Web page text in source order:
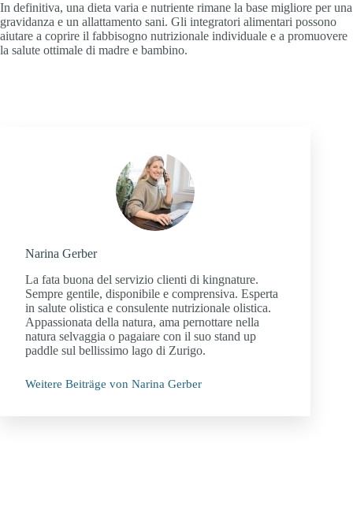
In definitiva, una dieta varia e nutriente rimane la base migliore per una
gravidanza e un allattamento sani. Gli integratori alimentari possono
aiutare a coprire il fabbisogno nutrizionale individuale e a promuovere
la salute ottimale di madre e bambino.
Narina Gerber
La fata buona del servizio clienti di kingnature.
Sempre gentile, disponibile e comprensiva. Esperta
in salute olistica e consulente nutrizionale olistica.
Appassionata della natura, ama pernottare nella
natura selvaggia o pagaiare con il suo stand up
paddle sul bellissimo lago di Zurigo.
Weitere Beiträge von Narina Gerber